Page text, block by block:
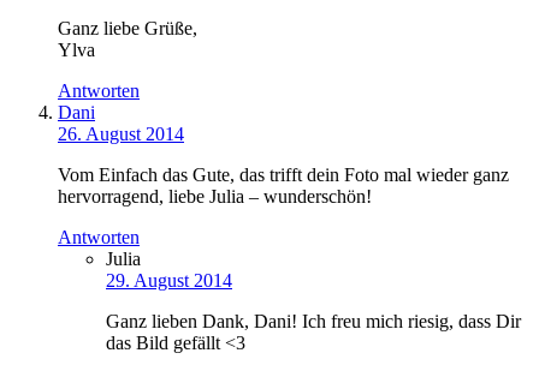
Ganz liebe Grüße,
Ylva
Antworten
Dani
26. August 2014
Vom Einfach das Gute, das trifft dein Foto mal wieder ganz
hervorragend, liebe Julia – wunderschön!
Antworten
Julia
29. August 2014
Ganz lieben Dank, Dani! Ich freu mich riesig, dass Dir
das Bild gefällt <3